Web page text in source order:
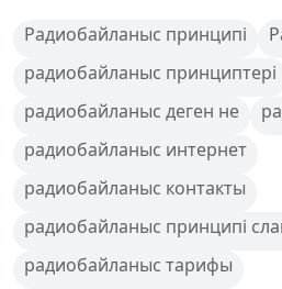
Радиобайланыс принципі
радиобайланыс принциптері
радиобайланыс деген не
радиобайланыс интернет
радиобайланыс контакты
радиобайланыс принципі
радиобайланыс тарифы